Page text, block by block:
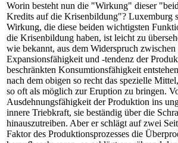
Worin besteht nun die "Wirkung" dieser
Kredits auf die Krisenbildung"? Luxemburg
Wirkung, die diese beiden wichtigsten
die Krisenbildung haben, ist leicht zu
wie bekannt, aus dem Widerspruch zwischen
Expansionsfähigkeit und -tendenz der
beschränkten Konsumtionsfähigkeit
nach dem obigen so recht das spezielle
so oft als möglich zur Eruption zu bringen.
Ausdehnungsfähigkeit der Produktion ins
innere Triebkraft, sie beständig über die
hinauszutreiben. Aber er schlägt auf zwei
Faktor des Produktionsprozesses die